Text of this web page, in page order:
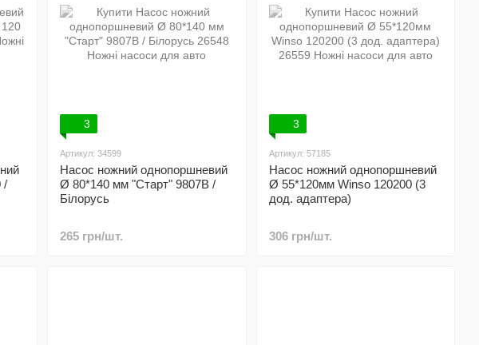
/
3
Артикул: 34599
Насос ножний однопоршневий
Ø 80*140 мм "Старт" 9807В /
Білорусь
265 грн/шт.
3
Артикул: 57185
Насос ножний однопоршневий
Ø 55*120мм Winso 120200 (3
дод. адаптера)
306 грн/шт.